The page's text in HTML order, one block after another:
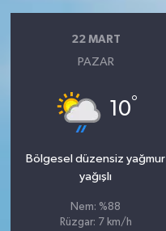
22 MART
PAZAR
10°
Bölgesel düzensiz yağmur
yağışlı
Nem: %88
Rüzgar: 7 km/h